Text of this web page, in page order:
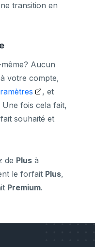
transition en
Aucun
votre compte,
, et
fois cela fait,
souhaité et
de Plus à
le forfait Plus,
Premium.